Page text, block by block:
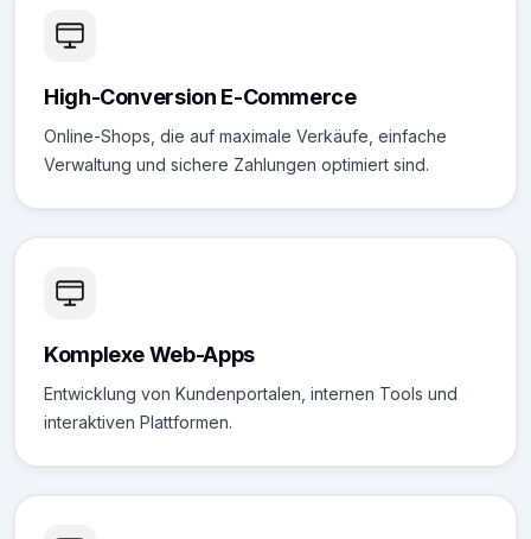
High-Conversion E-Commerce
Online-Shops, die auf maximale Verkäufe, einfache
Verwaltung und sichere Zahlungen optimiert sind.
Komplexe Web-Apps
Entwicklung von Kundenportalen, internen Tools und
interaktiven Plattformen.